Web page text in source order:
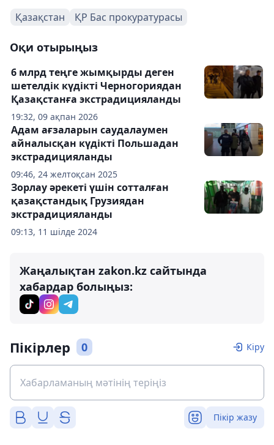
Қазақстан ҚР Бас прокуратурасы
Оқи отырыңыз
19:32, 09 ақпан 2026
6 млрд теңге жымқырды деген
шетелдік күдікті Черногориядан
Қазақстанға экстрадицияланды
09:46, 24 желтоқсан 2025
Адам ағзаларын саудалаумен
айналысқан күдікті Польшадан
экстрадицияланды
09:13, 11 шілде 2024
Зорлау әрекеті үшін сотталған
қазақстандық Грузиядан
экстрадицияланды
Жаңалықтан zakon.kz сайтында
хабардар болыңыз:
Пікірлер 0 Кіру
Пікір жазу